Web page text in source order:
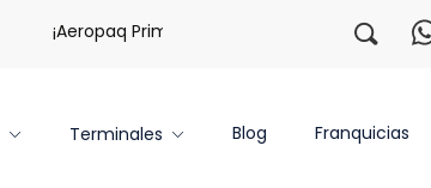
¡Aeropaq Prime TE DA MÁS! ¡Regístrate
Terminales Blog Franquicias